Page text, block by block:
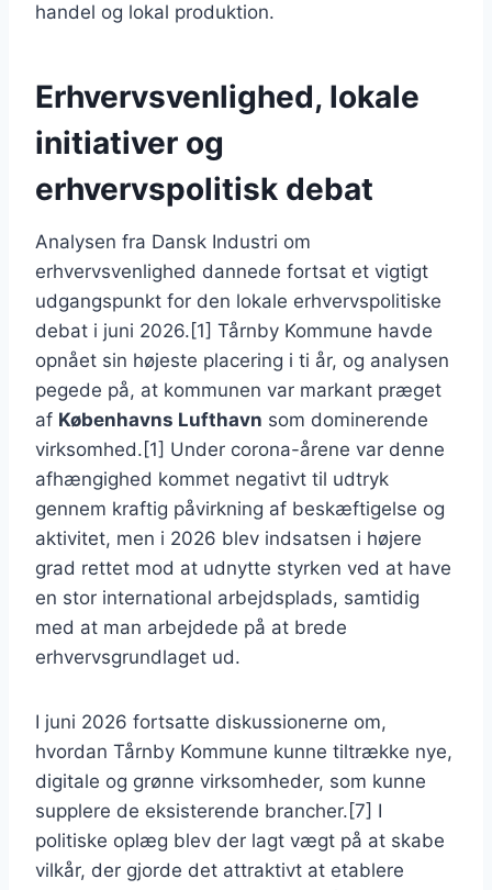
handel og lokal produktion.
Erhvervsvenlighed, lokale
initiativer og
erhvervspolitisk debat
Analysen fra Dansk Industri om
erhvervsvenlighed dannede fortsat et vigtigt
udgangspunkt for den lokale erhvervspolitiske
debat i juni 2026.[1] Tårnby Kommune havde
opnået sin højeste placering i ti år, og analysen
pegede på, at kommunen var markant præget
af Københavns Lufthavn som dominerende
virksomhed.[1] Under corona-årene var denne
afhængighed kommet negativt til udtryk
gennem kraftig påvirkning af beskæftigelse og
aktivitet, men i 2026 blev indsatsen i højere
grad rettet mod at udnytte styrken ved at have
en stor international arbejdsplads, samtidig
med at man arbejdede på at brede
erhvervsgrundlaget ud.
I juni 2026 fortsatte diskussionerne om,
hvordan Tårnby Kommune kunne tiltrække nye,
digitale og grønne virksomheder, som kunne
supplere de eksisterende brancher.[7] I
politiske oplæg blev der lagt vægt på at skabe
vilkår, der gjorde det attraktivt at etablere